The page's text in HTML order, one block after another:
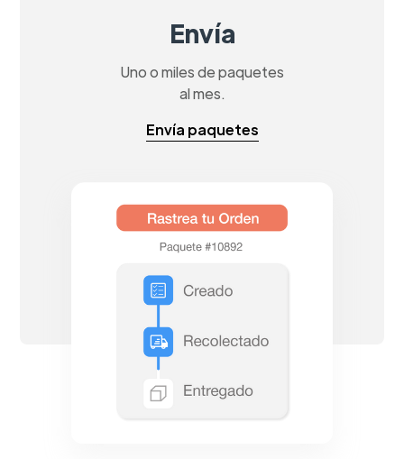
Envía
Uno o miles de paquetes
al mes.
Envía paquetes